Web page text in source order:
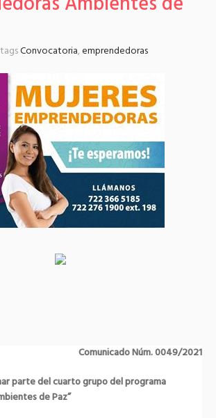
tagsConvocatoria,emprendedoras
Comunicado Núm. 0049/2021
parte del cuarto grupo del programa
de Paz”